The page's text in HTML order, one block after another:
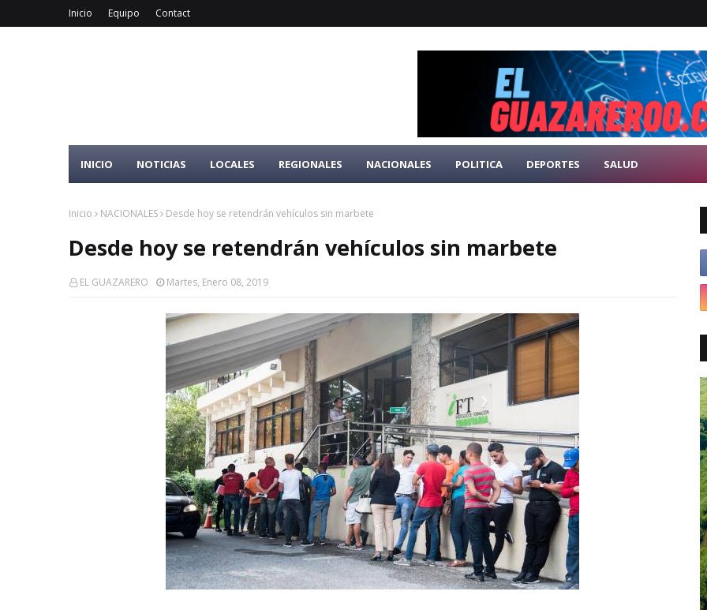
Inicio Equipo Contact
INICIO NOTICIAS LOCALES REGIONALES NACIONALES POLITICA DEPORTES SALUD
Inicio NACIONALES Desde hoy se retendrán vehículos sin marbete
Desde hoy se retendrán vehículos sin marbete
EL GUAZARERO Martes, Enero 08, 2019